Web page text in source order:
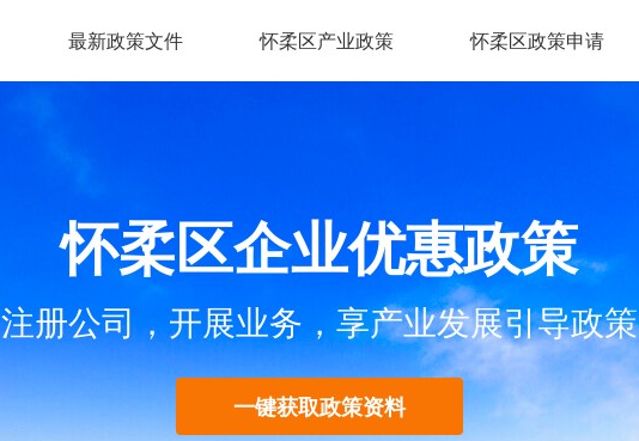
最新政策文件 怀柔区产业政策 怀柔区政策申请
怀柔区企业优惠政策
注册公司，开展业务，享产业发展引导政策
一键获取政策资料